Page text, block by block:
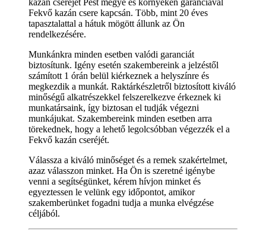
Fekvő kazán csere kapcsán. Több, mint 20 éves
tapasztalattal a hátuk mögött állunk az Ön
rendelkezésére.
Munkánkra minden esetben valódi garanciát
biztosítunk. Igény esetén szakembereink a jelzéstől
számított 1 órán belül kiérkeznek a helyszínre és
megkezdik a munkát. Raktárkészletről biztosított kiváló
minőségű alkatrészekkel felszerelkezve érkeznek ki
munkatársaink, így biztosan el tudják végezni
munkájukat. Szakembereink minden esetben arra
törekednek, hogy a lehető legolcsóbban végezzék el a
Fekvő kazán cseréjét.
Válassza a kiváló minőséget és a remek szakértelmet,
azaz válasszon minket. Ha Ön is szeretné igénybe
venni a segítségünket, kérem hívjon minket és
egyeztessen le velünk egy időpontot, amikor
szakemberünket fogadni tudja a munka elvégzése
céljából.